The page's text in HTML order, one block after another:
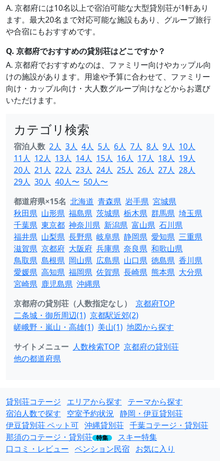
A. 京都府には10名以上で宿泊可能な大型貸別荘が1軒あり
ます。最大20名まで対応可能な施設もあり、グループ旅行
や合宿にもおすすめです。
Q. 京都府でおすすめの貸別荘はどこですか？
A. 京都府でおすすめなのは、ファミリー向けやカップル向
けの施設があります。用途や予算に合わせて、ファミリー
向け・カップル向け・大人数グループ向けなどからお選び
いただけます。
カテゴリ検索
宿泊人数 2人 3人 4人 5人 6人 7人 8人 9人 10人
11人 12人 13人 14人 15人 16人 17人 18人 19人
20人 21人 22人 23人 24人 25人 26人 27人 28人
29人 30人 40人〜 50人〜
都道府県×15名 北海道 青森県 岩手県 宮城県
秋田県 山形県 福島県 茨城県 栃木県 群馬県 埼玉県
千葉県 東京都 神奈川県 新潟県 富山県 石川県
福井県 山梨県 長野県 岐阜県 静岡県 愛知県 三重県
滋賀県 京都府 大阪府 兵庫県 奈良県 和歌山県
鳥取県 島根県 岡山県 広島県 山口県 徳島県 香川県
愛媛県 高知県 福岡県 佐賀県 長崎県 熊本県 大分県
宮崎県 鹿児島県 沖縄県
京都府の貸別荘（人数指定なし）
京都府TOP
二条城・御所周辺(1) 京都駅近郊(2)
嵯峨野・嵐山・高雄(1) 美山(1) 地図から探す
サイトメニュー 人数検索TOP 京都府の貸別荘
他の都道府県
貸別荘コテージ エリアから探す
テーマから探す
宿泊人数で探す
空室予約状況 静岡・伊豆貸別荘
伊豆貸別荘 ペット可 沖縄貸別荘 千葉コテージ・貸別荘
那須のコテージ・貸別荘 特集
スキー特集
口コミ・レビュー ペンション民宿 お気に入り